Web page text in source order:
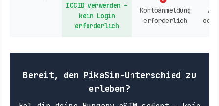
ICCID verwenden –
kein Login
erforderlich
Kontoanmeldung
erforderlich
Bereit, den PikaSim-Unterschied zu
erleben?